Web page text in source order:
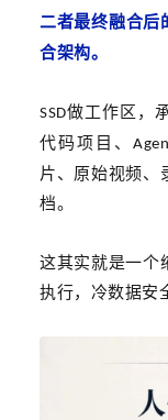
二者最终融合后
合架构。
SSD做工作区，
代码项目、
片、原始视频、
档。
这其实就是一个
执行，冷数据安